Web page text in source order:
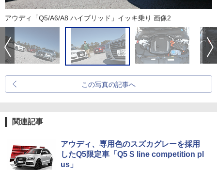
アウディ「Q5/A6/A8 ハイブリッド」イッキ乗り 画像2
この写真の記事へ
関連記事
アウディ、専用色のスズカグレーを採用
したQ5限定車「Q5 S line competition pl
us」